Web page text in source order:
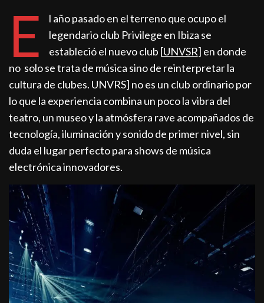
E
l año pasado en el terreno que ocupo el
legendario club Privilege en Ibiza se
estableció el nuevo club [UNVSR] en donde
no solo se trata de música sino de reinterpretar la
cultura de clubes. UNVRS] no es un club ordinario por
lo que la experiencia combina un poco la vibra del
teatro, un museo y la atmósfera rave acompañados de
tecnología, iluminación y sonido de primer nivel, sin
duda el lugar perfecto para shows de música
electrónica innovadores.